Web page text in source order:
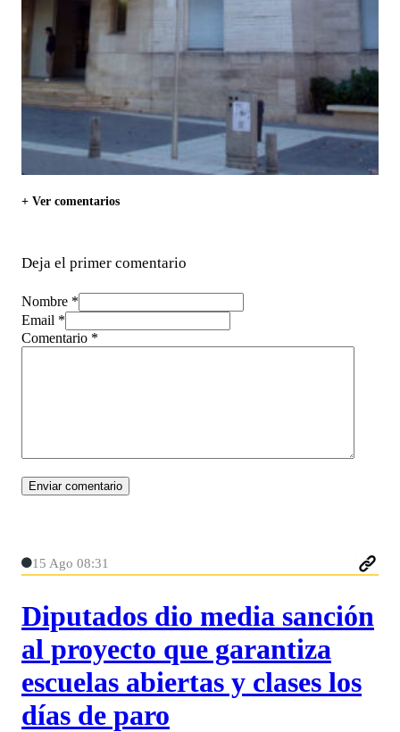
+ Ver comentarios
Deja el primer comentario
Nombre *
Email *
Comentario *
15 Ago 08:31
Diputados dio media sanción
al proyecto que garantiza
escuelas abiertas y clases los
días de paro